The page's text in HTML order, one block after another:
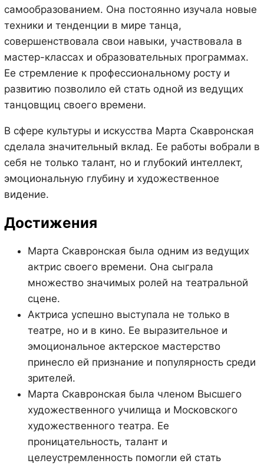
самообразованием. Она постоянно изучала новые
техники и тенденции в мире танца,
совершенствовала свои навыки, участвовала в
мастер-классах и образовательных программах.
Ее стремление к профессиональному росту и
развитию позволило ей стать одной из ведущих
танцовщиц своего времени.
В сфере культуры и искусства Марта Скавронская
сделала значительный вклад. Ее работы вобрали в
себя не только талант, но и глубокий интеллект,
эмоциональную глубину и художественное
видение.
Достижения
Марта Скавронская была одним из ведущих
актрис своего времени. Она сыграла
множество значимых ролей на театральной
сцене.
Актриса успешно выступала не только в
театре, но и в кино. Ее выразительное и
эмоциональное актерское мастерство
принесло ей признание и популярность среди
зрителей.
Марта Скавронская была членом Высшего
художественного училища и Московского
художественного театра. Ее
проницательность, талант и
целеустремленность помогли ей стать